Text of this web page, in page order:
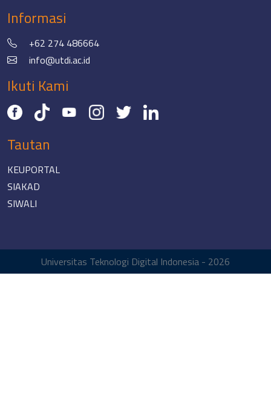
Informasi
+62 274 486664
info@utdi.ac.id
Ikuti Kami
Tautan
KEUPORTAL
SIAKAD
SIWALI
Universitas Teknologi Digital Indonesia - 2026